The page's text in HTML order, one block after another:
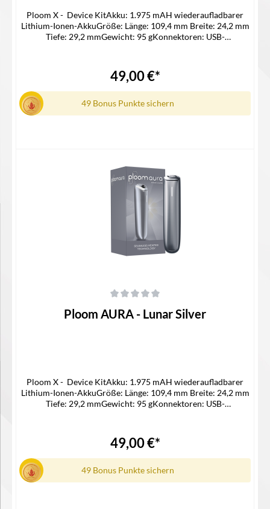
Ploom X - Device KitAkku: 1.975 mAH wiederaufladbarer
Lithium-Ionen-AkkuGröße: Länge: 109,4 mm Breite: 24,2 mm
Tiefe: 29,2 mmGewicht: 95 gKonnektoren: USB-
20 Sticks und 90 Minuten für 15 SticksSpannung: 5 V / 1.1
ALieferumfang1x Ploom AURA Jet1x USB-C Ladekabel1x
Steckdosenadapter1x Reinigungsstick
49,00 €*
49 Bonus Punkte sichern
In den Warenkorb
Ploom AURA - Lunar Silver
Ploom X - Device KitAkku: 1.975 mAH wiederaufladbarer
Lithium-Ionen-AkkuGröße: Länge: 109,4 mm Breite: 24,2 mm
Tiefe: 29,2 mmGewicht: 95 gKonnektoren: USB-
20 Sticks und 90 Minuten für 15 SticksSpannung: 5 V / 1.1
ALieferumfang1x Ploom AURA Jet1x USB-C Ladekabel1x
Steckdosenadapter1x Reinigungsstick
49,00 €*
49 Bonus Punkte sichern